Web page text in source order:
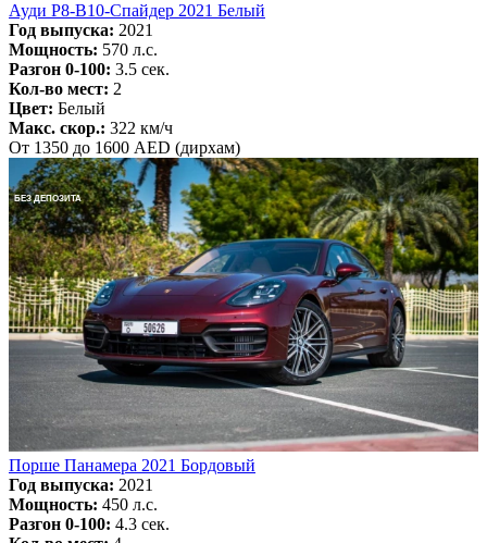
Ауди Р8-В10-Спайдер 2021 Белый
Год выпуска: 2021
Мощность: 570 л.с.
Разгон 0-100: 3.5 сек.
Кол-во мест: 2
Цвет: Белый
Макс. скор.: 322 км/ч
От 1350 до 1600 AED (дирхам)
БЕЗ ДЕПОЗИТА
Порше Панамера 2021 Бордовый
Год выпуска: 2021
Мощность: 450 л.с.
Разгон 0-100: 4.3 сек.